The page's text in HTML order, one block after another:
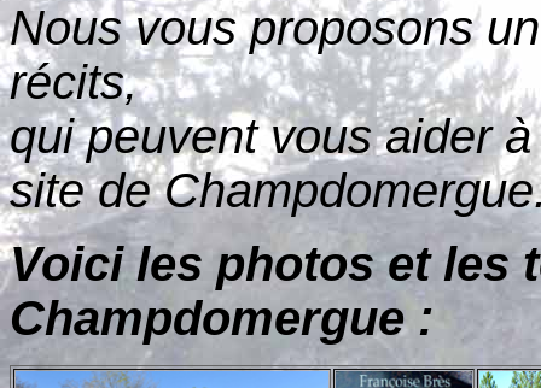
Nous vous proposons
récits,
qui peuvent vous aider
site de
Voici les photos et les
Champdomergue :